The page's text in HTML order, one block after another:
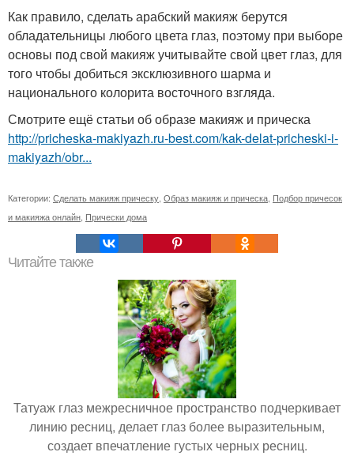
Как правило, сделать арабский макияж берутся
обладательницы любого цвета глаз, поэтому при выборе
основы под свой макияж учитывайте свой цвет глаз, для
того чтобы добиться эксклюзивного шарма и
национального колорита восточного взгляда.
Смотрите ещё статьи об образе макияж и прическа
http://pricheska-makiyazh.ru-best.com/kak-delat-pricheski-i-
makiyazh/obr...
Категории: Сделать макияж прическу Образ макияж и прическа Подбор причесок
и макияжа онлайн Прически дома
Читайте также
Татуаж глаз межресничное пространство подчеркивает
линию ресниц, делает глаз более выразительным,
создает впечатление густых черных ресниц.